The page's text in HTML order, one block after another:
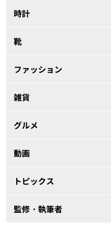
時計
靴
ファッション
雑貨
グルメ
動画
トピックス
監修・執筆者